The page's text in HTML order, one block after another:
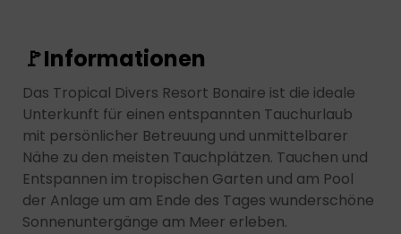
🚩Informationen
Das Tropical Divers Resort Bonaire ist die ideale
Unterkunft für einen entspannten Tauchurlaub
mit persönlicher Betreuung und unmittelbarer
Nähe zu den meisten Tauchplätzen. Tauchen und
Entspannen im tropischen Garten und am Pool
der Anlage um am Ende des Tages wunderschöne
Sonnenuntergänge am Meer erleben.